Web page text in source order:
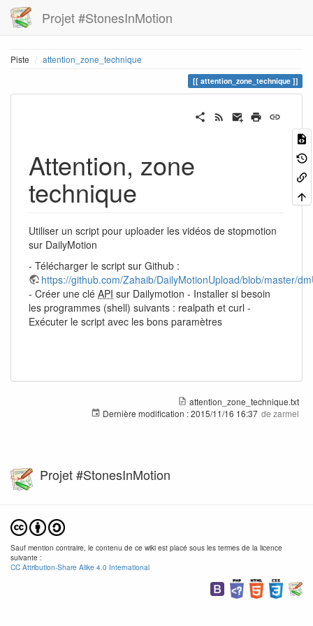
Projet #StonesInMotion
Piste attention_zone_technique
attention_zone_technique
Attention, zone
technique
Utiliser un script pour uploader les vidéos de stopmotion
sur DailyMotion
- Télécharger le script sur Github :
https://github.com/Zahaib/DailyMotionUpload/blob/master/
- Créer une clé API sur Dailymotion - Installer si besoin
les programmes (shell) suivants : realpath et curl -
Exécuter le script avec les bons paramètres
attention_zone_technique.txt
Dernière modification :2015/11/16 16:37 de zarmel
Projet #StonesInMotion
Sauf mention contraire, le contenu de ce wiki est placé sous les termes de la licence
suivante :
CC Attribution-Share Alike 4.0 International